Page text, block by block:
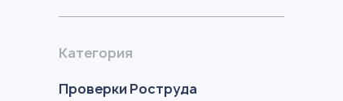
Категория
Проверки Роструда